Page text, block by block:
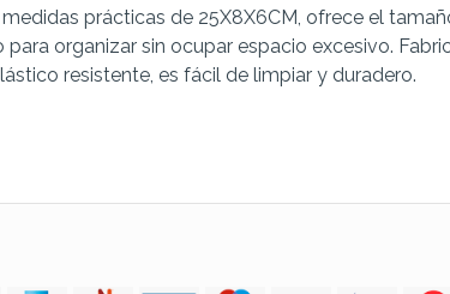
medidas prácticas de 25X8X6CM, ofrece el
para organizar sin ocupar espacio excesivo.
resistente, es fácil de limpiar y duradero.